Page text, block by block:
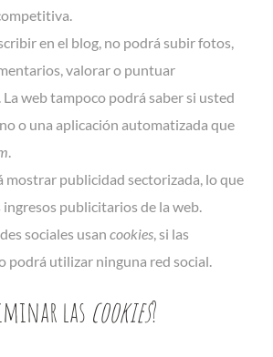
en el blog, no podrá subir fotos,
valorar o puntuar
web tampoco podrá saber si usted
o una aplicación automatizada que
.
mostrar publicidad sectorizada, lo que
ingresos publicitarios de la web.
sociales usan cookies, si las
podrá utilizar ninguna red social.
las cookies?